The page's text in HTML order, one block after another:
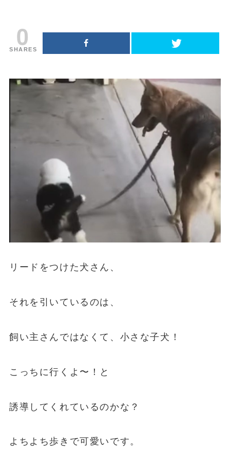
0
SHARES
リードをつけた犬さん、
それを引いているのは、
飼い主さんではなくて、小さな子犬！
こっちに行くよ〜！と
誘導してくれているのかな？
よちよち歩きで可愛いです。